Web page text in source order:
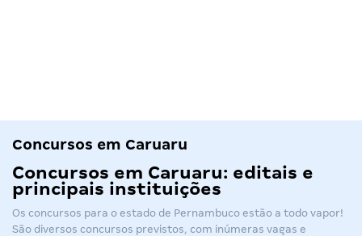
Concursos em Caruaru
Concursos em Caruaru: editais e
principais instituições
Os concursos para o estado de Pernambuco estão a todo vapor!
São diversos concursos previstos, com inúmeras vagas e